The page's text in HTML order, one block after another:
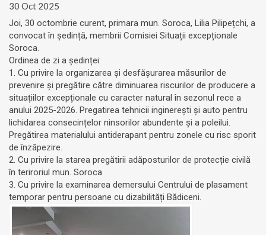
30 Oct 2025
Joi, 30 octombrie curent, primara mun. Soroca, Lilia Pilipețchi, a
convocat în ședință, membrii Comisiei Situații excepționale
Soroca.
Ordinea de zi a ședinței:
1. Cu privire la organizarea și desfășurarea măsurilor de
prevenire și pregătire către diminuarea riscurilor de producere a
situațiilor excepționale cu caracter natural în sezonul rece a
anului 2025-2026. Pregatirea tehnicii inginerești și auto pentru
lichidarea consecințelor ninsorilor abundente și a poleilui.
Pregătirea materialului antiderapant pentru zonele cu risc sporit
de înzăpezire.
2. Cu privire la starea pregătirii adăposturilor de protecție civilă
în teriroriul mun. Soroca
3. Cu privire la examinarea demersului Centrului de plasament
temporar pentru persoane cu dizabilități Bădiceni.